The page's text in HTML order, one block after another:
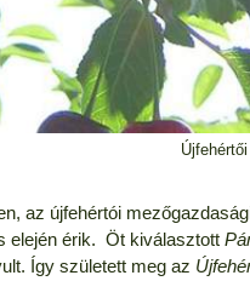
az újfehértói
elején érik. Öt kiválasztott
Így született meg az